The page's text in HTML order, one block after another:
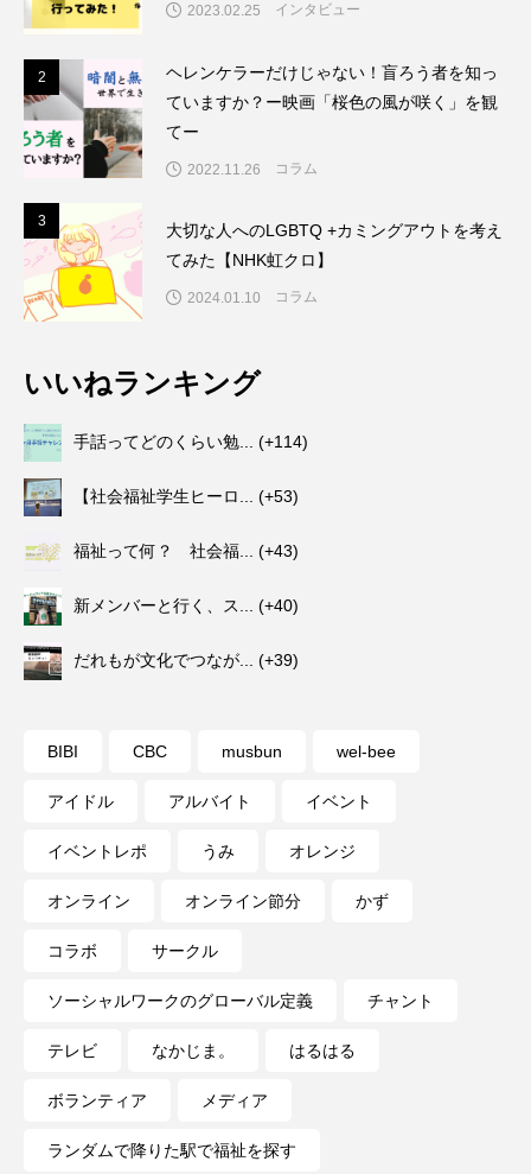
2023.02.25 インタビュー
2
ヘレンケラーだけじゃない！盲ろう者を知っ
ていますか？ー映画「桜色の風が咲く」を観
てー
2022.11.26 コラム
3
大切な人へのLGBTQ +カミングアウトを考え
てみた【NHK虹クロ】
2024.01.10 コラム
いいねランキング
手話ってどのくらい勉... +114
【社会福祉学生ヒーロ... +53
福祉って何？ 社会福... +43
新メンバーと行く、ス... +40
だれもが文化でつなが... +39
BIBI CBC musbun wel-bee
アイドル アルバイト イベント
イベントレポ うみ オレンジ
オンライン オンライン節分 かず
コラボ サークル
ソーシャルワークのグローバル定義 チャント
テレビ なかじま。 はるはる
ボランティア メディア
ランダムで降りた駅で福祉を探す